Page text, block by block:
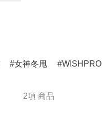
女神冬甩 WISHPRO
2項 商品